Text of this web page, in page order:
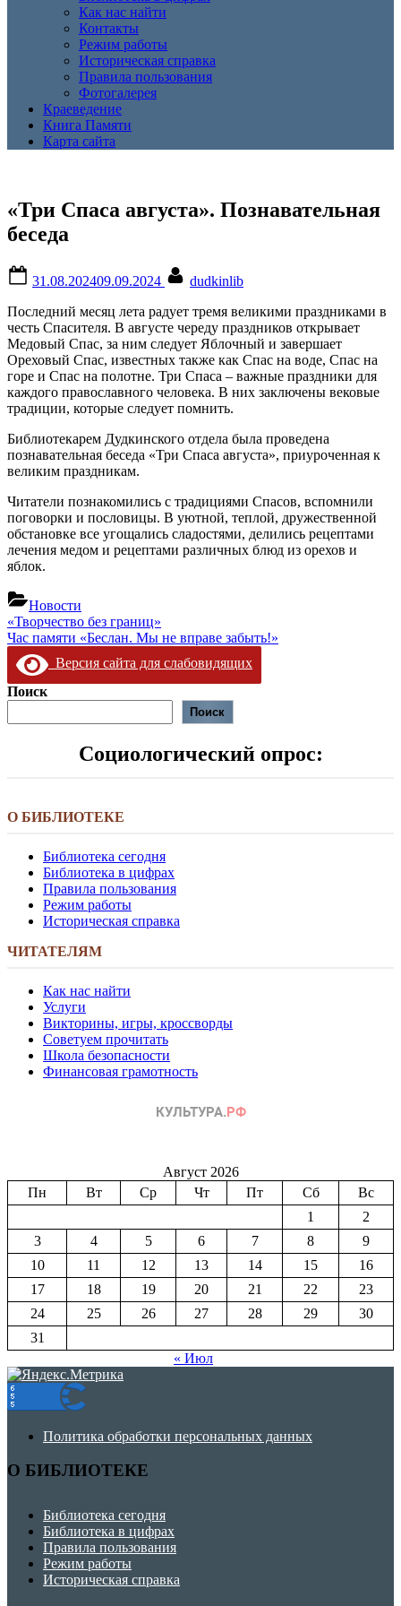
Как нас найти
Контакты
Режим работы
Историческая справка
Правила пользования
Фотогалерея
Краеведение
Книга Памяти
Карта сайта
«Три Спаса августа». Познавательная
беседа
on
31.08.202409.09.2024
dudkinlib
Последний месяц лета радует тремя великими праздниками в
честь Спасителя. В августе череду праздников открывает
Медовый Спас, за ним следует Яблочный и завершает
Ореховый Спас, известных также как Спас на воде, Спас на
горе и Спас на полотне. Три Спаса – важные праздники для
каждого православного человека. В них заключены вековые
традиции, которые следует помнить.
Библиотекарем Дудкинского отдела была проведена
познавательная беседа «Три Спаса августа», приуроченная к
великим праздникам.
Читатели познакомились с традициями Спасов, вспомнили
поговорки и пословицы. В уютной, теплой, дружественной
обстановке все угощались сладостями, делились рецептами
лечения медом и рецептами различных блюд из орехов и
яблок.
Новости
Навигация
по
записям
Предыдущая
запись:
«Творчество без границ»
Следующая
запись:
Час памяти «Беслан. Мы не вправе забыть!»
Версия сайта для слабовидящих
Поиск
Поиск
Социологический опрос:
О БИБЛИОТЕКЕ
Библиотека сегодня
Библиотека в цифрах
Правила пользования
Режим работы
Историческая справка
ЧИТАТЕЛЯМ
Как нас найти
Услуги
Викторины, игры, кроссворды
Советуем прочитать
Школа безопасности
Финансовая грамотность
Август 2026
Пн
Вт Ср Чт Пт Сб
Вс
1
2
3
4 5 6 7 8
9
10
11 12 13 14 15
16
17
18 19 20 21 22
23
24
25 26 27 28 29
30
31
« Июл
Политика обработки персональных данных
О БИБЛИОТЕКЕ
Библиотека сегодня
Библиотека в цифрах
Правила пользования
Режим работы
Историческая справка